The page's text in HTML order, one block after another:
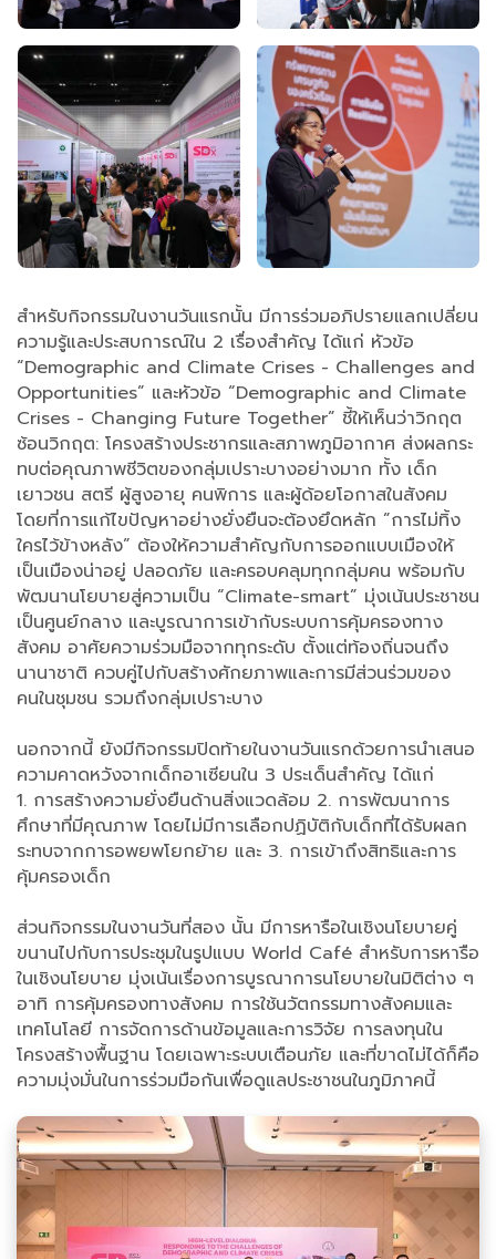
สำหรับกิจกรรมในงานวันแรกนั้น มีการร่วมอภิปรายแลกเปลี่ยน
ความรู้และประสบการณ์ใน 2 เรื่องสำคัญ ได้แก่ หัวข้อ
“Demographic and Climate Crises - Challenges and
Opportunities” และหัวข้อ “Demographic and Climate
Crises - Changing Future Together” ชี้ให้เห็นว่าวิกฤต
ซ้อนวิกฤต: โครงสร้างประชากรและสภาพภูมิอากาศ ส่งผลกระ
ทบต่อคุณภาพชีวิตของกลุ่มเปราะบางอย่างมาก ทั้ง เด็ก
เยาวชน สตรี ผู้สูงอายุ คนพิการ และผู้ด้อยโอกาสในสังคม
โดยที่การแก้ไขปัญหาอย่างยั่งยืนจะต้องยึดหลัก ”การไม่ทิ้ง
ใครไว้ข้างหลัง” ต้องให้ความสำคัญกับการออกแบบเมืองให้
เป็นเมืองน่าอยู่ ปลอดภัย และครอบคลุมทุกกลุ่มคน พร้อมกับ
พัฒนานโยบายสู่ความเป็น “Climate-smart” มุ่งเน้นประชาชน
เป็นศูนย์กลาง และบูรณาการเข้ากับระบบการคุ้มครองทาง
สังคม อาศัยความร่วมมือจากทุกระดับ ตั้งแต่ท้องถิ่นจนถึง
นานาชาติ ควบคู่ไปกับสร้างศักยภาพและการมีส่วนร่วมของ
คนในชุมชน รวมถึงกลุ่มเปราะบาง
นอกจากนี้ ยังมีกิจกรรมปิดท้ายในงานวันแรกด้วยการนำเสนอ
ความคาดหวังจากเด็กอาเซียนใน 3 ประเด็นสำคัญ ได้แก่
1. การสร้างความยั่งยืนด้านสิ่งแวดล้อม 2. การพัฒนาการ
ศึกษาที่มีคุณภาพ โดยไม่มีการเลือกปฏิบัติกับเด็กที่ได้รับผลก
ระทบจากการอพยพโยกย้าย และ 3. การเข้าถึงสิทธิและการ
คุ้มครองเด็ก
ส่วนกิจกรรมในงานวันที่สอง นั้น มีการหารือในเชิงนโยบายคู่
ขนานไปกับการประชุมในรูปแบบ World Café สำหรับการหารือ
ในเชิงนโยบาย มุ่งเน้นเรื่องการบูรณาการนโยบายในมิติต่าง ๆ
อาทิ การคุ้มครองทางสังคม การใช้นวัตกรรมทางสังคมและ
เทคโนโลยี การจัดการด้านข้อมูลและการวิจัย การลงทุนใน
โครงสร้างพื้นฐาน โดยเฉพาะระบบเตือนภัย และที่ขาดไม่ได้ก็คือ
ความมุ่งมั่นในการร่วมมือกันเพื่อดูแลประชาชนในภูมิภาคนี้